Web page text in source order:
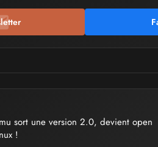
sort une version 2.0, devient open
!